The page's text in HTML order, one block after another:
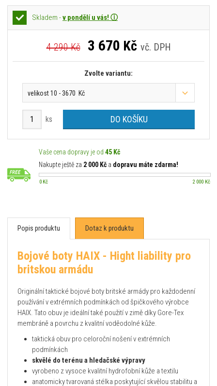
Skladem -v pondělí u vás! ⓘ
4 290 Kč 3 670 Kč vč. DPH
Zvolte variantu:
velikost 10 - 3670 Kč
ks DO KOŠÍKU
Vaše cena dopravy je od 45 Kč
Nakupte ještě za 2 000 Kč a dopravu máte zdarma!
0 Kč 2 000 Kč
Popis produktu Dotaz k produktu
Bojové boty HAIX - Hight liability pro
britskou armádu
Originální taktické bojové boty britské armády pro každodenní
používání v extrémních podmínkách od špičkového výrobce
HAIX. Tato obuv je ideální také použití v zimě díky Gore-Tex
membráně a povrchu z kvalitní voděodolné kůže.
taktická obuv pro celoroční nošení v extrémních
podmínkách
skvělé do terénu a hledačské výpravy
vyrobeno z vysoce kvalitní hydrofobní kůže a textilu
anatomicky tvarovaná stélka poskytující skvělou stabilitu a